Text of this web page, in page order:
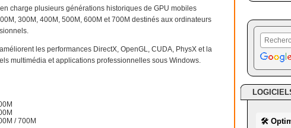
charge plusieurs générations historiques de GPU mobiles
300M, 400M, 500M, 600M et 700M destinés aux ordinateurs
les performances DirectX, OpenGL, CUDA, PhysX et la
multimédia et applications professionnelles sous Windows.
/ 700M
🛠